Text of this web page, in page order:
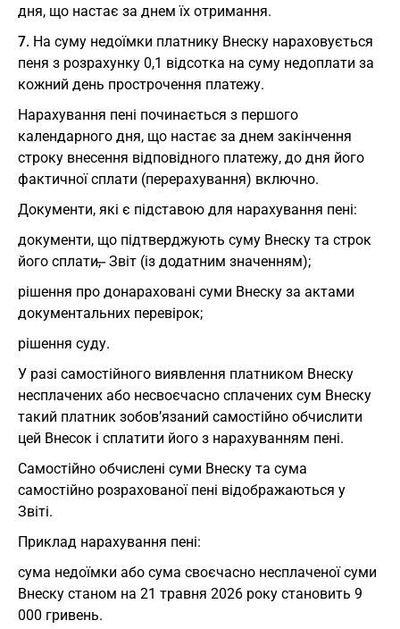
дня, що настає за днем їх отримання.
7. На суму недоїмки платнику Внеску нараховується
пеня з розрахунку 0,1 відсотка на суму недоплати за
кожний день прострочення платежу.
Нарахування пені починається з першого
календарного дня, що настає за днем закінчення
строку внесення відповідного платежу, до дня його
фактичної сплати (перерахування) включно.
Документи, які є підставою для нарахування пені:
документи, що підтверджують суму Внеску та строк
його сплати, ̶ Звіт (із додатним значенням);
рішення про донараховані суми Внеску за актами
документальних перевірок;
рішення суду.
У разі самостійного виявлення платником Внеску
несплачених або несвоєчасно сплачених сум Внеску
такий платник зобов’язаний самостійно обчислити
цей Внесок і сплатити його з нарахуванням пені.
Самостійно обчислені суми Внеску та сума
самостійно розрахованої пені відображаються у
Звіті.
Приклад нарахування пені:
сума недоїмки або сума своєчасно несплаченої суми
Внеску станом на 21 травня 2026 року становить 9
000 гривень.